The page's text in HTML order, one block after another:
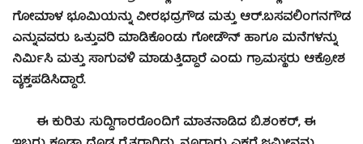
ಗೋಮಾಳ ಭೂಮಿಯನ್ನು ವೀರಭದ್ರಗೌಡ ಮತ್ತು ಆರ್.ಬಸವಲಿಂಗನಗೌಡ
ಎನ್ನುವವರು ಒತ್ತುವರಿ ಮಾಡಿಕೊಂಡು ಗೋಡೌನ್ ಹಾಗೂ ಮನೆಗಳನ್ನು
ನಿರ್ಮಿಸಿ ಮತ್ತು ಸಾಗುವಳಿ ಮಾಡುತ್ತಿದ್ದಾರೆ ಎಂದು ಗ್ರಾಮಸ್ಥರು ಆಕ್ರೋಶ
ವ್ಯಕ್ತಪಡಿಸಿದ್ದಾರೆ.
ಈ ಕುರಿತು ಸುದ್ದಿಗಾರರೊಂದಿಗೆ ಮಾತನಾಡಿದ ಬಿ.ಶಂಕರ್, ಈ